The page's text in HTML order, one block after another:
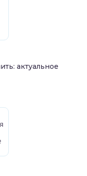
актуальное